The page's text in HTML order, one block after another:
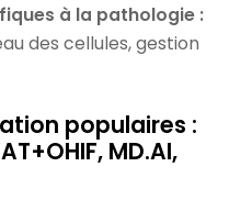
à la pathologie :
des cellules, gestion
populaires :
MD.AI,